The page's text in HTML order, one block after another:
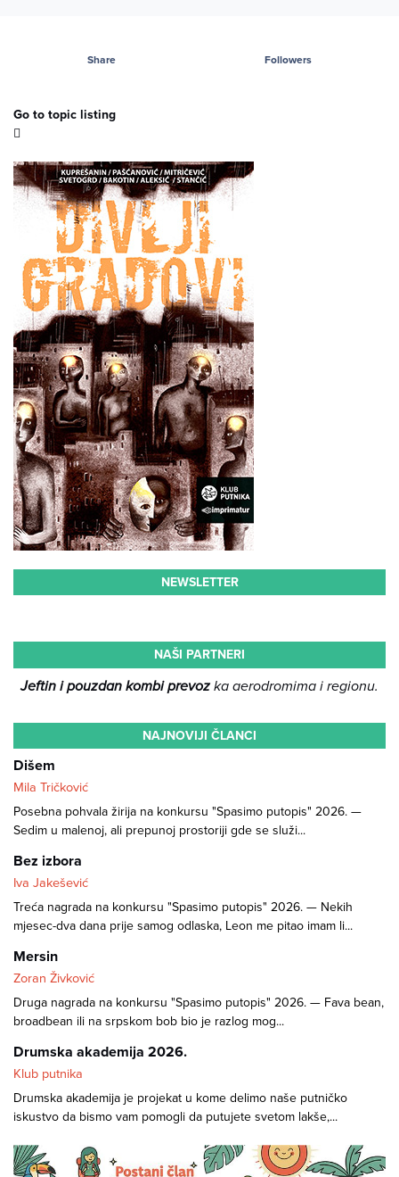
Share Followers
Go to topic listing
NEWSLETTER
NAŠI PARTNERI
Jeftin i pouzdan kombi prevozka aerodromima i regionu.
NAJNOVIJI ČLANCI
Dišem
Mila Tričković
Posebna pohvala žirija na konkursu "Spasimo putopis" 2026. —
Sedim u malenoj, ali prepunoj prostoriji gde se služi...
Bez izbora
Iva Jakešević
Treća nagrada na konkursu "Spasimo putopis" 2026. — Nekih
mjesec-dva dana prije samog odlaska, Leon me pitao imam li...
Mersin
Zoran Živković
Druga nagrada na konkursu "Spasimo putopis" 2026. — Fava bean,
broadbean ili na srpskom bob bio je razlog mog...
Drumska akademija 2026.
Klub putnika
Drumska akademija je projekat u kome delimo naše putničko
iskustvo da bismo vam pomogli da putujete svetom lakše,...